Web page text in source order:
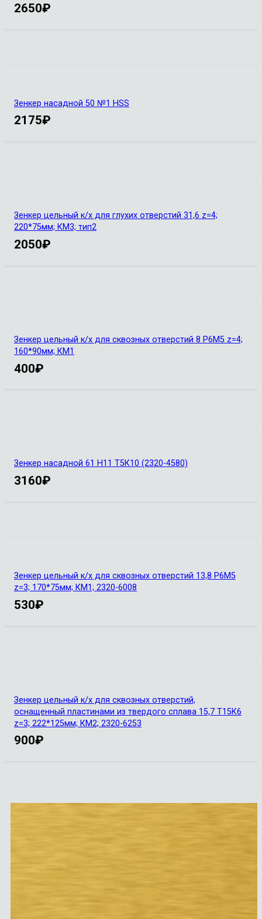
2650₽
Зенкер насадной 50 №1 HSS
2175₽
Зенкер цельный к/х для глухих отверстий 31,6 z=4;
220*75мм; КМ3; тип2
2050₽
Зенкер цельный к/х для сквозных отверстий 8 Р6М5 z=4;
160*90мм; КМ1
400₽
Зенкер насадной 61 Н11 Т5К10 (2320-4580)
3160₽
Зенкер цельный к/х для сквозных отверстий 13,8 Р6М5
z=3; 170*75мм; КМ1; 2320-6008
530₽
Зенкер цельный к/х для сквозных отверстий,
оснащенный пластинами из твердого сплава 15,7 Т15К6
z=3; 222*125мм; КМ2; 2320-6253
900₽